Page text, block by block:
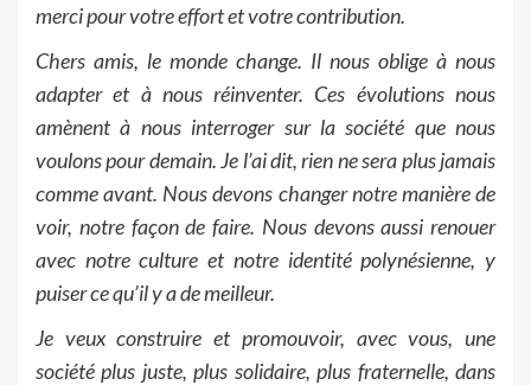
merci pour votre effort et votre contribution.
Chers amis, le monde change. Il nous oblige à nous
adapter et à nous réinventer. Ces évolutions nous
amènent à nous interroger sur la société que nous
voulons pour demain. Je l’ai dit, rien ne sera plus jamais
comme avant. Nous devons changer notre manière de
voir, notre façon de faire. Nous devons aussi renouer
avec notre culture et notre identité polynésienne, y
puiser ce qu’il y a de meilleur.
Je veux construire et promouvoir, avec vous, une
société plus juste, plus solidaire, plus fraternelle, dans